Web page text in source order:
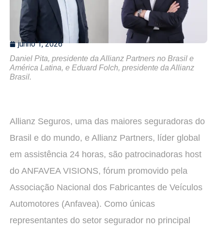
junho 1, 2026
Daniel Pita, presidente da Allianz Partners no Brasil e
América Latina, e Eduard Folch, presidente da Allianz
Brasil.
Allianz Seguros, uma das maiores seguradoras do
Brasil e do mundo, e Allianz Partners, líder global
em assistência 24 horas, são patrocinadoras host
do ANFAVEA VISIONS, fórum promovido pela
Associação Nacional dos Fabricantes de Veículos
Automotores (Anfavea). Como únicas
representantes do setor segurador no principal